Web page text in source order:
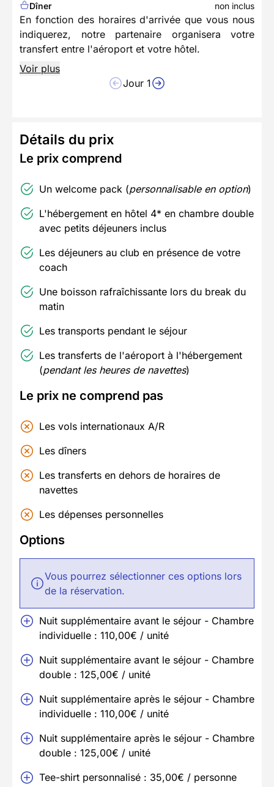
Dîner
non inclus
En fonction des horaires d'arrivée que vous nous
indiquerez, notre partenaire organisera votre
transfert entre l'aéroport et votre hôtel.
Voir plus
Jour 1
Détails du prix
Le prix comprend
Un welcome pack (personnalisable en option)
L'hébergement en hôtel 4* en chambre double
avec petits déjeuners inclus
Les déjeuners au club en présence de votre
coach
Une boisson rafraîchissante lors du break du
matin
Les transports pendant le séjour
Les transferts de l'aéroport à l'hébergement
(pendant les heures de navettes)
Le prix ne comprend pas
Les vols internationaux A/R
Les dîners
Les transferts en dehors de horaires de
navettes
Les dépenses personnelles
Options
Vous pourrez sélectionner ces options lors
de la réservation.
Nuit supplémentaire avant le séjour - Chambre
individuelle : 110,00€ / unité
Nuit supplémentaire avant le séjour - Chambre
double : 125,00€ / unité
Nuit supplémentaire après le séjour - Chambre
individuelle : 110,00€ / unité
Nuit supplémentaire après le séjour - Chambre
double : 125,00€ / unité
Tee-shirt personnalisé : 35,00€ / personne